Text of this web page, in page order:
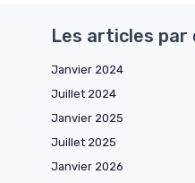
Les articles par
Janvier 2024
Juillet 2024
Janvier 2025
Juillet 2025
Janvier 2026